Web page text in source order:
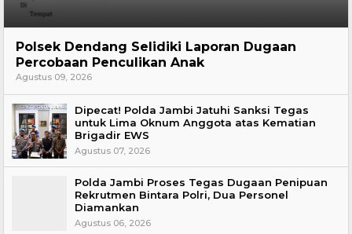
Polsek Dendang Selidiki Laporan Dugaan
Percobaan Penculikan Anak
Agustus 09, 2026
Dipecat! Polda Jambi Jatuhi Sanksi Tegas
untuk Lima Oknum Anggota atas Kematian
Brigadir EWS
Agustus 07, 2026
Polda Jambi Proses Tegas Dugaan Penipuan
Rekrutmen Bintara Polri, Dua Personel
Diamankan
Agustus 06, 2026